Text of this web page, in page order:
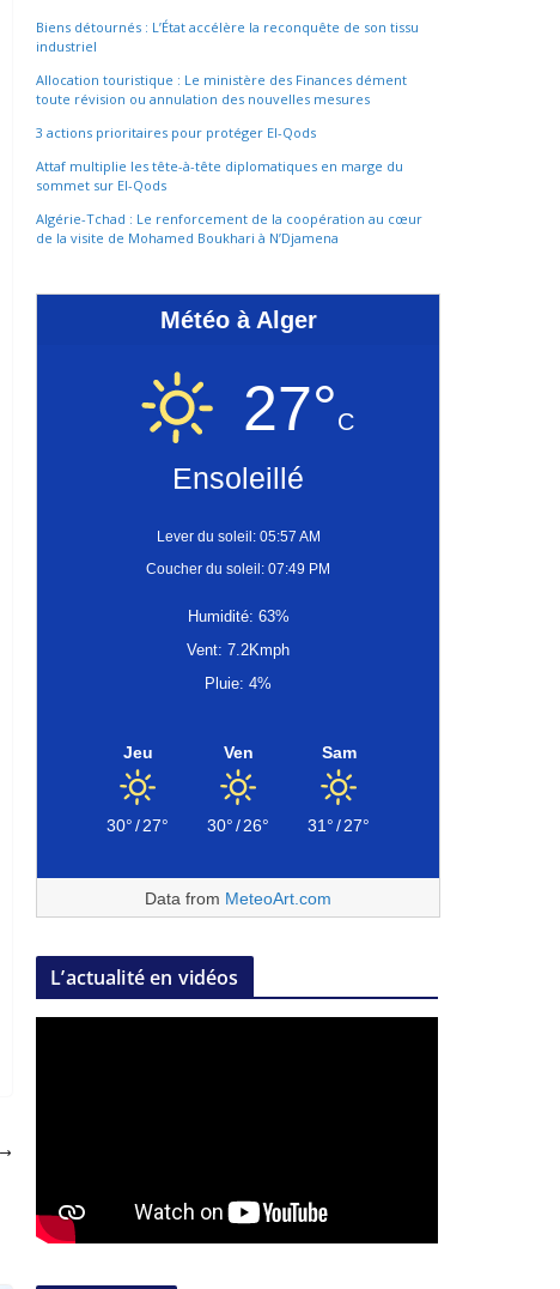
Biens détournés : L’État accélère la reconquête de son tissu
industriel
Allocation touristique : Le ministère des Finances dément
toute révision ou annulation des nouvelles mesures
3 actions prioritaires pour protéger El-Qods
Attaf multiplie les tête-à-tête diplomatiques en marge du
sommet sur El-Qods
Algérie-Tchad : Le renforcement de la coopération au cœur
de la visite de Mohamed Boukhari à N’Djamena
Météo à Alger
27°C
Ensoleillé
Lever du soleil: 05:57 AM
Coucher du soleil: 07:49 PM
Humidité: 63%
Vent: 7.2Kmph
Pluie: 4%
Jeu
30°/27°
Ven
30°/26°
Sam
31°/27°
Data from MeteoArt.com
L’actualité en vidéos